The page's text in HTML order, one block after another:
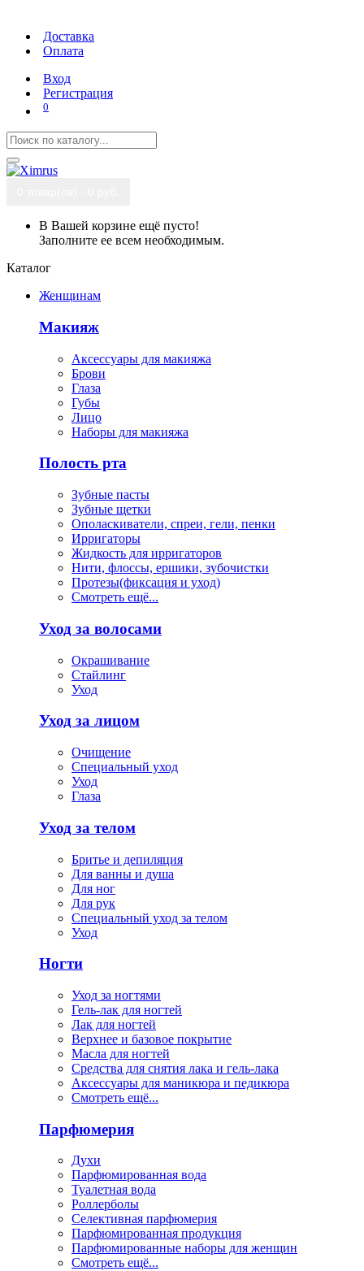
Доставка
Оплата
Вход
Регистрация
0
В Вашей корзине ещё пусто!
Заполните ее всем необходимым.
Каталог
Женщинам
Макияж
Аксессуары для макияжа
Брови
Глаза
Губы
Лицо
Наборы для макияжа
Полость рта
Зубные пасты
Зубные щетки
Ополаскиватели, спреи, гели, пенки
Ирригаторы
Жидкость для ирригаторов
Нити, флоссы, ершики, зубочистки
Протезы(фиксация и уход)
Смотреть ещё...
Уход за волосами
Окрашивание
Стайлинг
Уход
Уход за лицом
Очищение
Специальный уход
Уход
Глаза
Уход за телом
Бритье и депиляция
Для ванны и душа
Для ног
Для рук
Специальный уход за телом
Уход
Ногти
Уход за ногтями
Гель-лак для ногтей
Лак для ногтей
Верхнее и базовое покрытие
Масла для ногтей
Средства для снятия лака и гель-лака
Аксессуары для маникюра и педикюра
Смотреть ещё...
Парфюмерия
Духи
Парфюмированная вода
Туалетная вода
Роллерболы
Селективная парфюмерия
Парфюмированная продукция
Парфюмированные наборы для женщин
Смотреть ещё...